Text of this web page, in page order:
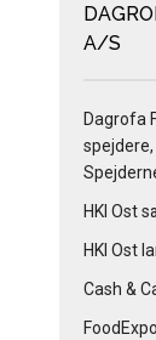
A/S
Dagrofa
HKI Ost
HKI Ost
Cash &